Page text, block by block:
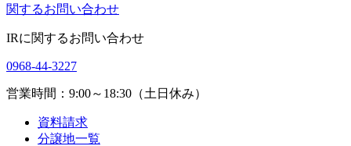
関するお問い合わせ
IRに関するお問い合わせ
0968-44-3227
営業時間：9:00～18:30（土日休み）
資料請求
分譲地一覧